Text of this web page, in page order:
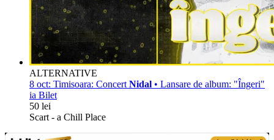
ALTERNATIVE
8 oct: Timisoara: Concert Nidal • Lansare de album: "Îngeri"
ia Bilet
50 lei
Scart - a Chill Place